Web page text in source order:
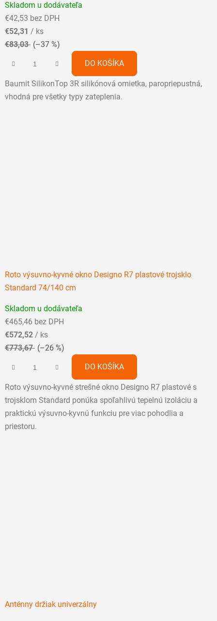
hodnotenie
produktu
je
5,0
hviezdičiek.
Skladom u dodávateľa
€42,53 bez DPH
€52,31 / ks
€83,03 (–37 %)
DO KOŠÍKA
Baumit SilikonTop 3R silikónová omietka, paropriepustná,
vhodná pre všetky typy zateplenia.
Roto výsuvno-kyvné okno Designo R7 plastové trojsklo
Standard 74/140 cm
hodnotenie
produktu
je
5,0
hviezdičiek.
Skladom u dodávateľa
€465,46 bez DPH
€572,52 / ks
€773,67 (–26 %)
DO KOŠÍKA
Roto výsuvno-kyvné strešné okno Designo R7 plastové s
trojsklom Standard ponúka spoľahlivú tepelnú izoláciu a
praktickú výsuvno-kyvnú funkciu pre viac pohodlia a
priestoru.
Anténny držiak univerzálny